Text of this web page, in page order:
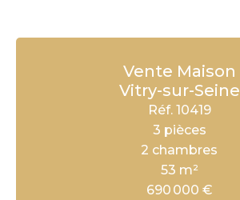
Vente Maison
Vitry-sur-Seine
Réf. 10419
3 pièces
2 chambres
53 m²
690 000 €